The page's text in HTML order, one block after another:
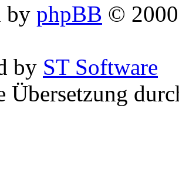
by phpBB ©
by ST Software
Übersetzung